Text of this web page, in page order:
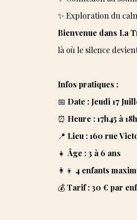
✨ Exploration du
Bienvenue dans La
là où le silence
Infos pratiques :
📅 Date : Jeudi 17
⏰ Heure : 17h45 à
📍 Lieu : 160 rue
👧 Âge : 3 à 6 ans
👩‍👦 4 enfants
💰Tarif : 30 € par